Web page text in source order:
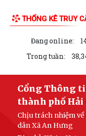
THỐNG KÊ TRUY
Đang online:
Trong tuần:
Cổng Thông
thành phố Hải
Chịu trách nhiệm
dân Xã An Hưng